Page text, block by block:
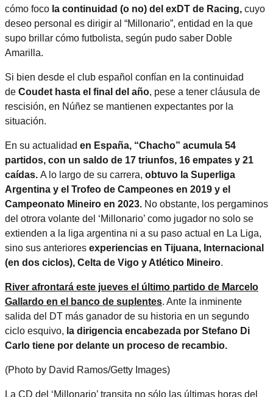
cómo foco la continuidad (o no) del exDT de Racing, cuyo
deseo personal es dirigir al “Millonario”, entidad en la que
supo brillar cómo futbolista, según pudo saber Doble
Amarilla.
Si bien desde el club español confían en la continuidad
de Coudet hasta el final del año, pese a tener cláusula de
rescisión, en Núñez se mantienen expectantes por la
situación.
En su actualidad en España, “Chacho” acumula 54
partidos, con un saldo de 17 triunfos, 16 empates y 21
caídas. A lo largo de su carrera, obtuvo la Superliga
Argentina y el Trofeo de Campeones en 2019 y el
Campeonato Mineiro en 2023. No obstante, los pergaminos
del otrora volante del ‘Millonario’ como jugador no solo se
extienden a la liga argentina ni a su paso actual en La Liga,
sino sus anteriores experiencias en Tijuana, Internacional
(en dos ciclos), Celta de Vigo y Atlético Mineiro.
River afrontará este jueves el último partido de Marcelo
Gallardo en el banco de suplentes. Ante la inminente
salida del DT más ganador de su historia en un segundo
ciclo esquivo, la dirigencia encabezada por Stefano Di
Carlo tiene por delante un proceso de recambio.
(Photo by David Ramos/Getty Images)
La CD del ‘Millonario’ transita no sólo las últimas horas del